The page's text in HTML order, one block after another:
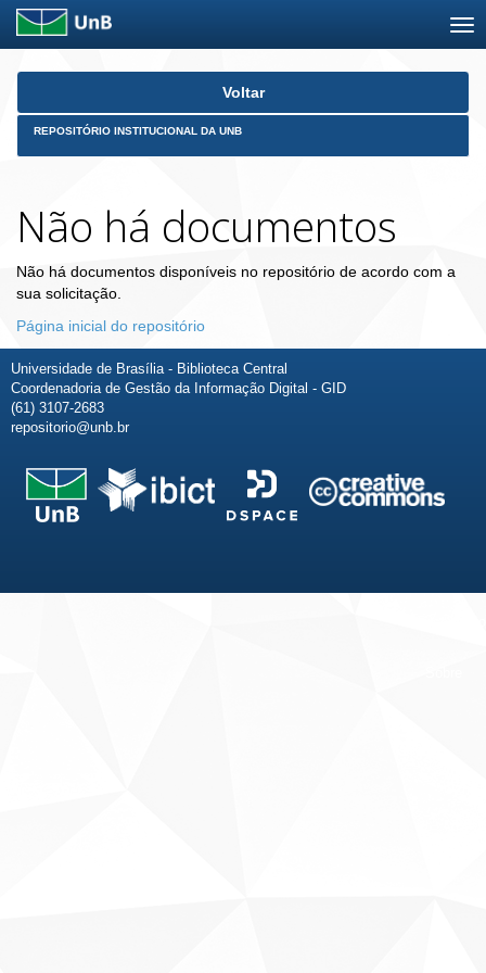
Skip
Voltar
REPOSITÓRIO INSTITUCIONAL DA UNB
Não há documentos
Não há documentos disponíveis no repositório de acordo com a
sua solicitação.
Página inicial do repositório
Universidade de Brasília - Biblioteca Central
Coordenadoria de Gestão da Informação Digital - GID
(61) 3107-2683
repositorio@unb.br